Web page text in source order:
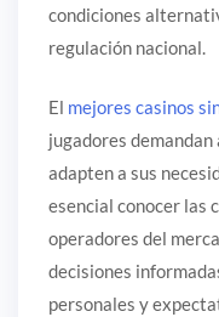
condiciones
regulación nacional.
El mejores casinos
jugadores
adapten a sus
esencial conocer las
operadores del
decisiones
personales y